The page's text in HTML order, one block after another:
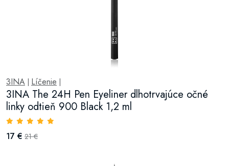
3INA Líčenie
3INA The 24H Pen Eyeliner dlhotrvajúce očné
linky odtieň 900 Black 1,2 ml
17 € 21 €